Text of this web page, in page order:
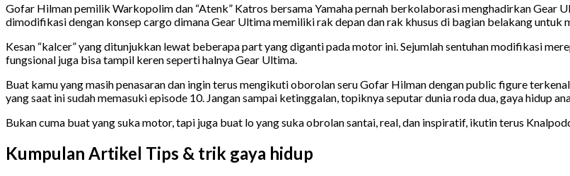
Gofar Hilman pemilik Warkopolim dan “Atenk” Katros bersama Yamaha pernah berkolaborasi menghadirkan Gear
dimodifikasi dengan konsep cargo dimana Gear Ultima memiliki rak depan dan rak khusus di bagian belakang untuk
Kesan “kalcer” yang ditunjukkan lewat beberapa part yang diganti pada motor ini. Sejumlah sentuhan modifikasi
fungsional juga bisa tampil keren seperti halnya Gear Ultima.
Buat kamu yang masih penasaran dan ingin terus mengikuti oborolan seru Gofar Hilman dengan public figure
yang saat ini sudah memasuki episode 10. Jangan sampai ketinggalan, topiknya seputar dunia roda dua, gaya hidup
Bukan cuma buat yang suka motor, tapi juga buat lo yang suka obrolan santai, real, dan inspiratif, ikutin terus
Kumpulan Artikel Tips & trik gaya hidup